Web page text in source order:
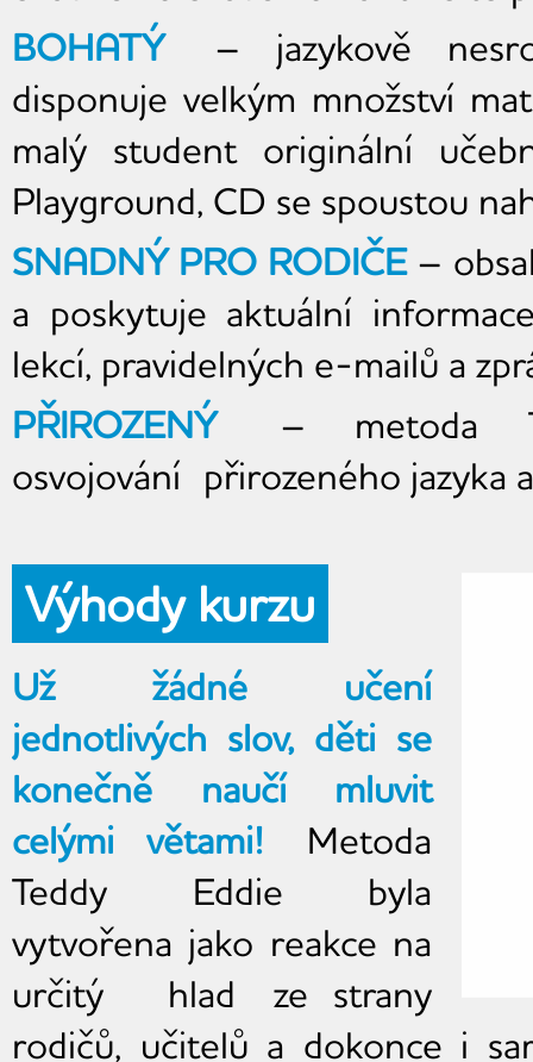
BOHATÝ– jazykově
disponuje velkým množství
malý student originální
Playground, CD se spoustou
SNADNÝ PRO RODIČE –
a poskytuje aktuální
lekcí, pravidelných e-mailů a
PŘIROZENÝ – metoda
osvojování přirozeného jazyka
Výhody kurzu
Už žádné učení
jednotlivých slov, děti se
konečně naučí mluvit
celými větami!
Metoda
Teddy Eddie byla
vytvořena jako reakce na
určitý hlad ze strany
rodičů, učitelů a dokonce i